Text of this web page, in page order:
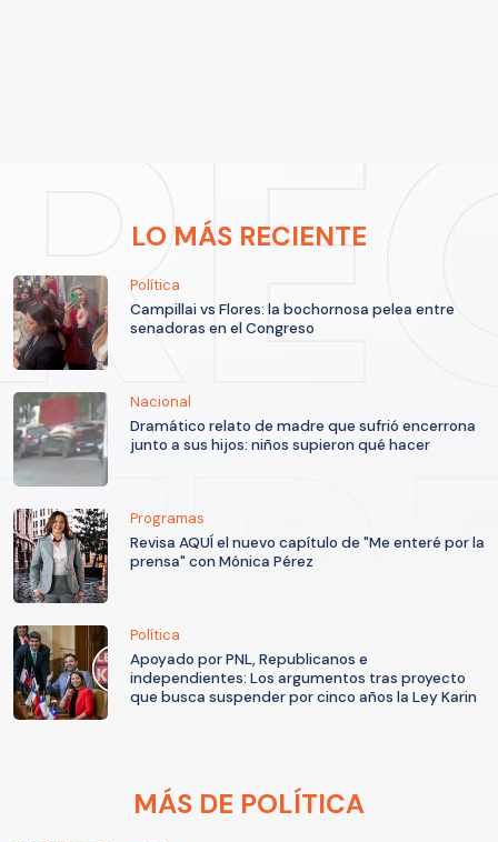
LO MÁS RECIENTE
Política
Campillai vs Flores: la bochornosa pelea entre
senadoras en el Congreso
Nacional
Dramático relato de madre que sufrió encerrona
junto a sus hijos: niños supieron qué hacer
Programas
Revisa AQUÍ el nuevo capítulo de "Me enteré por la
prensa" con Mónica Pérez
Política
Apoyado por PNL, Republicanos e
independientes: Los argumentos tras proyecto
que busca suspender por cinco años la Ley Karin
MÁS DE POLÍTICA